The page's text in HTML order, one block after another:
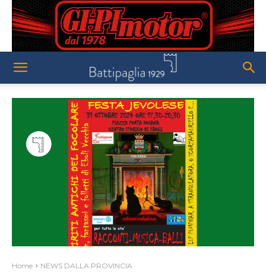
Home NEWS DALLA PROVINCIA